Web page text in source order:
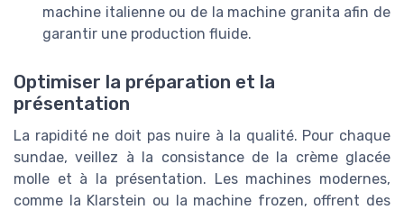
machine italienne ou de la machine granita afin de
garantir une production fluide.
Optimiser la préparation et la
présentation
La rapidité ne doit pas nuire à la qualité. Pour chaque
sundae, veillez à la consistance de la crème glacée
molle et à la présentation. Les machines modernes,
comme la Klarstein ou la machine frozen, offrent des